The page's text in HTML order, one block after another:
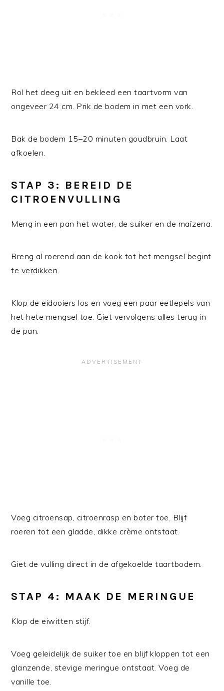
Rol het deeg uit en bekleed een taartvorm van
ongeveer 24 cm. Prik de bodem in met een vork.
Bak de bodem 15–20 minuten goudbruin. Laat
afkoelen.
STAP 3: BEREID DE
CITROENVULLING
Meng in een pan het water, de suiker en de maïzena.
Breng al roerend aan de kook tot het mengsel begint
te verdikken.
Klop de eidooiers los en voeg een paar eetlepels van
het hete mengsel toe. Giet vervolgens alles terug in
de pan.
Voeg citroensap, citroenrasp en boter toe. Blijf
roeren tot een gladde, dikke crème ontstaat.
Giet de vulling direct in de afgekoelde taartbodem.
STAP 4: MAAK DE MERINGUE
Klop de eiwitten stijf.
Voeg geleidelijk de suiker toe en blijf kloppen tot een
glanzende, stevige meringue ontstaat. Voeg de
vanille toe.